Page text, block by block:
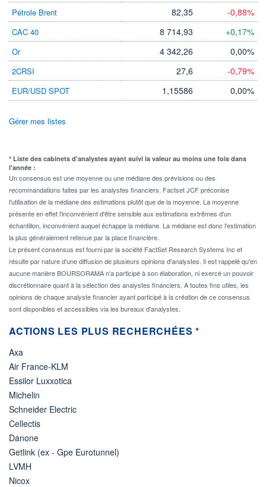
Pétrole Brent 82,35 -0,88%
CAC 40 8 714,93 +0,17%
Or 4 342,26 0,00%
2CRSI 27,6 -0,79%
EUR/USD SPOT 1,15586 0,00%
Gérer mes listes
* Liste des cabinets d'analystes ayant suivi la valeur au moins une fois dans
l'année :
Un consensus est une moyenne ou une médiane des prévisions ou des
recommandations faites par les analystes financiers. Factset JCF préconise
l'utilisation de la médiane des estimations plutôt que de la moyenne. La moyenne
présente en effet l'inconvénient d'être sensible aux estimations extrêmes d'un
échantillon, inconvénient auquel échappe la médiane. La médiane est donc l'estimation
la plus généralement retenue par la place financière.
Le présent consensus est fourni par la société FactSet Research Systems Inc et
résulte par nature d'une diffusion de plusieurs opinions d'analystes. Il est rappelé qu'en
aucune manière BOURSORAMA n'a participé à son élaboration, ni exercé un pouvoir
discrétionnaire quant à la sélection des analystes financiers. A toutes fins utiles, les
opinions de chaque analyste financier ayant participé à la création de ce consensus
sont disponibles et accessibles via les bureaux d'analystes.
ACTIONS LES PLUS RECHERCHÉES *
Axa
Air France-KLM
Essilor Luxxotica
Michelin
Schneider Electric
Cellectis
Danone
Getlink (ex - Gpe Eurotunnel)
LVMH
Nicox